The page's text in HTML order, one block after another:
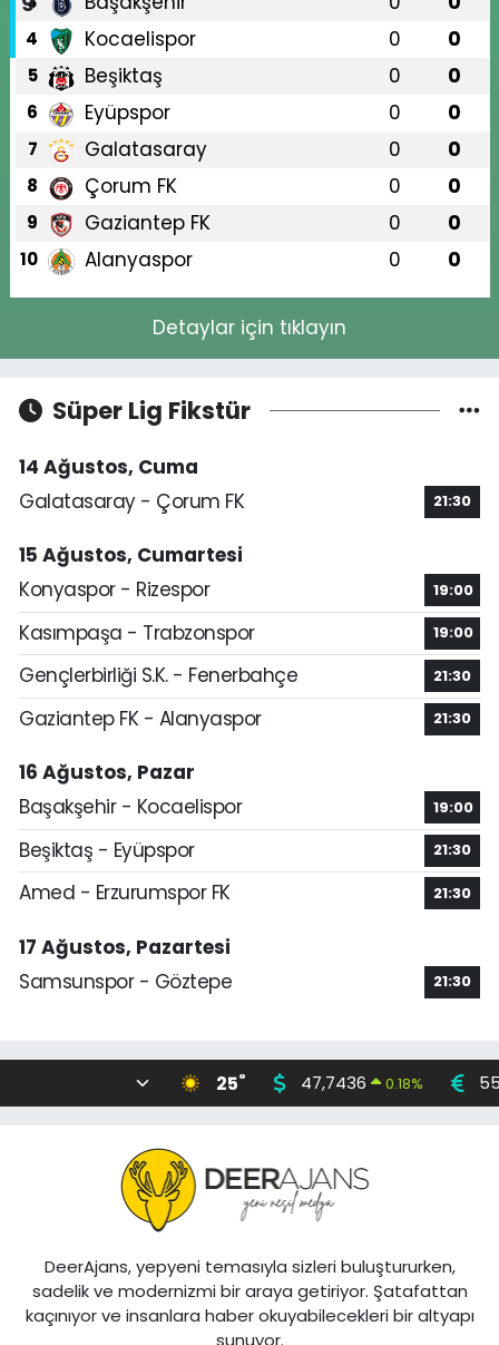
4 Kocaelispor 0 0
5 Beşiktaş 0 0
6 Eyüpspor 0 0
7 Galatasaray 0 0
8 Çorum FK 0 0
9 Gaziantep FK 0 0
10 Alanyaspor 0 0
Detaylar için tıklayın
Süper Lig Fikstür
14 Ağustos, Cuma
Galatasaray - Çorum FK
21:30
15 Ağustos, Cumartesi
Konyaspor - Rizespor
19:00
Kasımpaşa - Trabzonspor 19:00
Gençlerbirliği S.K. - Fenerbahçe 21:30
Gaziantep FK - Alanyaspor 21:30
16 Ağustos, Pazar
Başakşehir - Kocaelispor
19:00
Beşiktaş - Eyüpspor 21:30
Amed - Erzurumspor FK 21:30
17 Ağustos, Pazartesi
Samsunspor - Göztepe
21:30
25° 47,7436 0.18%
DeerAjans, yepyeni temasıyla sizleri buluştururken,
sadelik ve modernizmi bir araya getiriyor. Şatafattan
kaçınıyor ve insanlara haber okuyabilecekleri bir altyapı
sunuyor.